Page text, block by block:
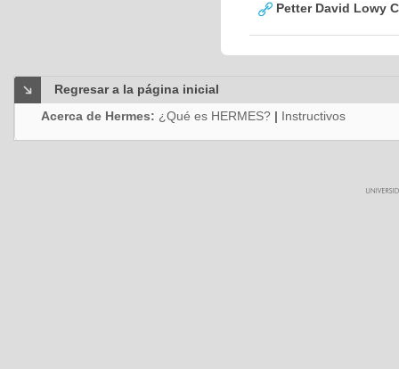
Petter David Lowy
Regresar a la página inicial
Acerca de Hermes: ¿Qué es HERMES? | Instructivos